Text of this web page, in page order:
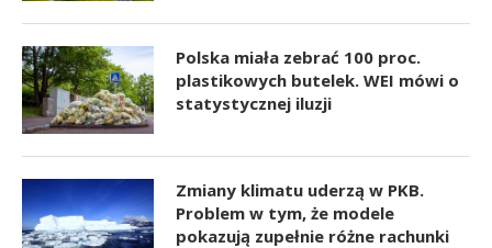
Polska miała zebrać 100 proc.
plastikowych butelek. WEI mówi o
statystycznej iluzji
Zmiany klimatu uderzą w PKB.
Problem w tym, że modele
pokazują zupełnie różne rachunki